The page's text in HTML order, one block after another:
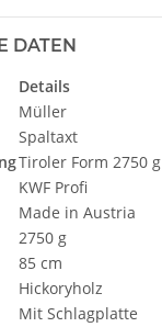
DATEN
Details
Müller
Spaltaxt
Tiroler Form 2750 g
KWF Profi
Made in Austria
2750 g
85 cm
Hickoryholz
Mit Schlagplatte